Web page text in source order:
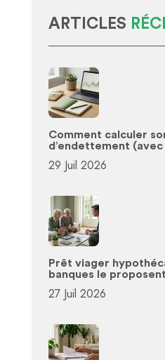
ARTICLES
Comment calculer
d’endettement
29 Juil 2026
Prêt viager
banques le
27 Juil 2026